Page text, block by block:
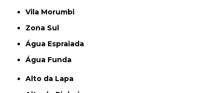
Vila Morumbi
Zona Sul
Água Espraiada
Água Funda
Alto da Lapa